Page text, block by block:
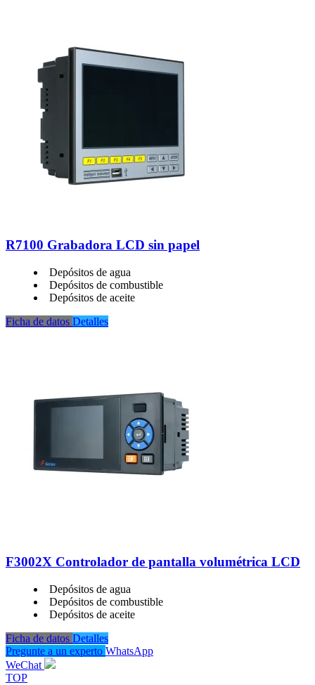
R7100 Grabadora LCD sin papel
Depósitos de agua
Depósitos de combustible
Depósitos de aceite
Ficha de datos Detalles
F3002X Controlador de pantalla volumétrica LCD
Depósitos de agua
Depósitos de combustible
Depósitos de aceite
Ficha de datos Detalles
Pregunte a un experto WhatsApp
WeChat
TOP